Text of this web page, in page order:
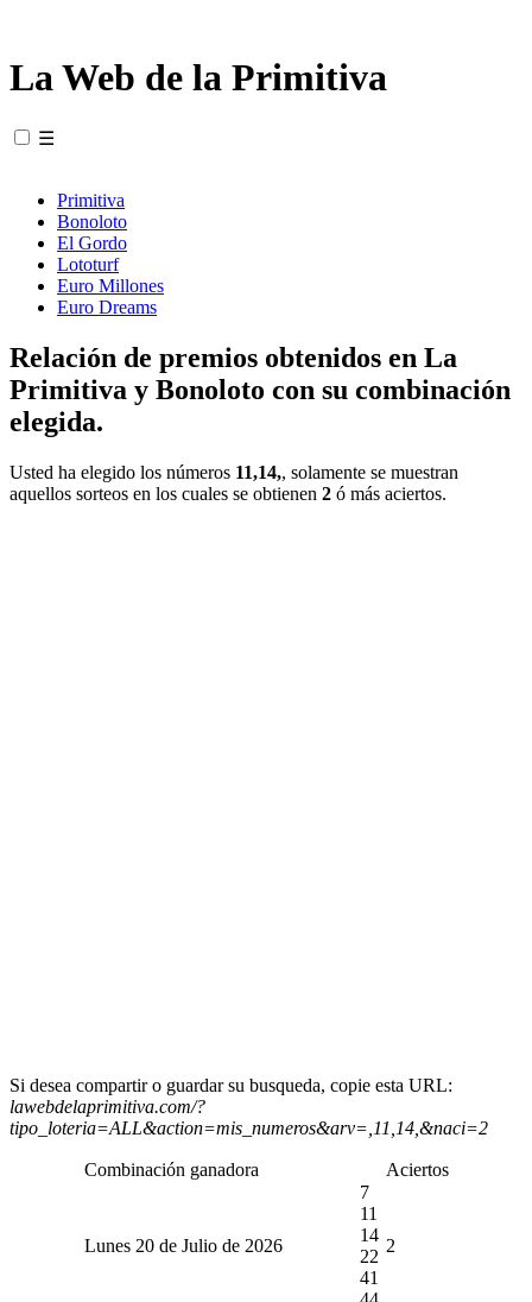
La Web de la Primitiva
☰
Primitiva
Bonoloto
El Gordo
Lototurf
Euro Millones
Euro Dreams
Relación de premios obtenidos en La
Primitiva y Bonoloto con su combinación
elegida.
Usted ha elegido los números 11,14,, solamente se muestran
aquellos sorteos en los cuales se obtienen 2 ó más aciertos.
Si desea compartir o guardar su busqueda, copie esta URL:
lawebdelaprimitiva.com/?
tipo_loteria=ALL&action=mis_numeros&arv=,11,14,&naci=2
Combinación ganadora Aciertos
Lunes 20 de Julio de 2026
7
11
14
22
41
2